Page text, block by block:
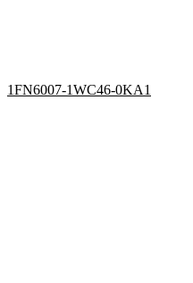
1FN6007-1WC46-0KA1